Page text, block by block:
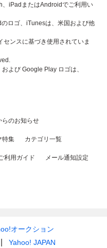
、iPadまたはAndroidでご利用い
ロゴ、iTunesは、米国および他
センスに基づき使用されていま
よび Google Play ロゴは、
らのお知らせ
特集 カテゴリ一覧
利用ガイド メール通知設定
オークション
Yahoo! JAPAN